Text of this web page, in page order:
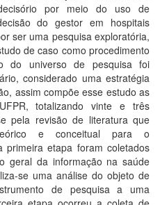
por meio do uso de
do gestor em hospitais
ser uma pesquisa exploratória,
de caso como procedimento
do universo de pesquisa foi
considerado uma estratégia
assim compõe esse estudo as
totalizando vinte e três
pela revisão de literatura que
e conceitual para o
primeira etapa foram coletados
geral da informação na saúde
se uma análise do objeto de
de pesquisa a uma